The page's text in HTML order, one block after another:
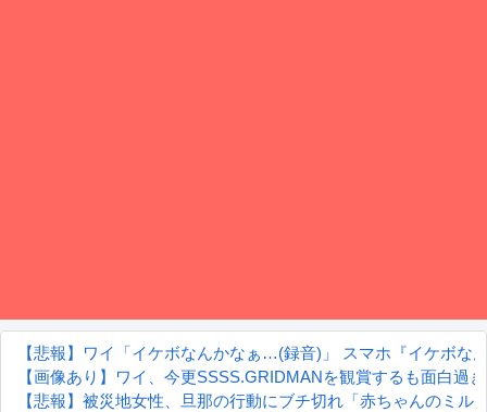
【悲報】ワイ「イケボなんかなぁ…(録音)」 スマホ『イケボ
【画像あり】ワイ、今更SSSS.GRIDMANを観賞するも面白過
【悲報】被災地女性、旦那の行動にブチ切れ「赤ちゃんのミ